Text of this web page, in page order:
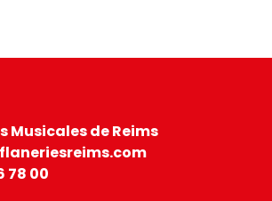
Musicales de Reims
78 00